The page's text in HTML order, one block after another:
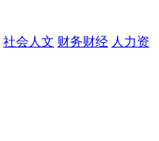
社会人文 财务财经 人力资